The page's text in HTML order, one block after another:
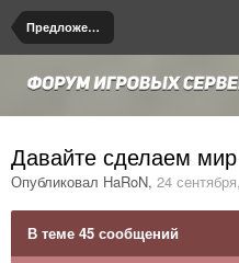
Предложения по улучшению серверов
Давайте сделаем
Опубликовал HaRoN, 24
В теме 45 сообщений